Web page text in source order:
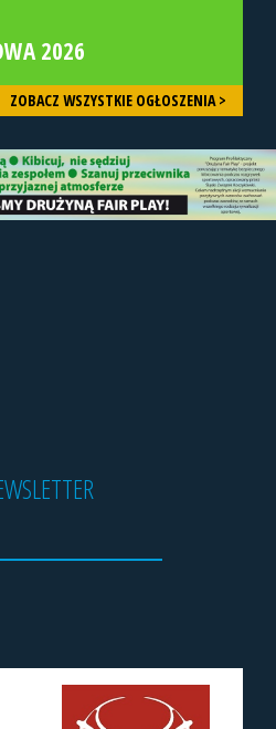
2026
ZOBACZ WSZYSTKIE OGŁOSZENIA >